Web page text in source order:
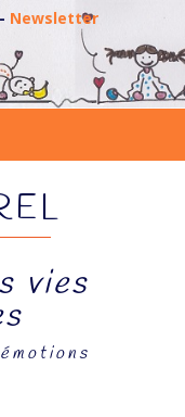
- Newsletter
vies